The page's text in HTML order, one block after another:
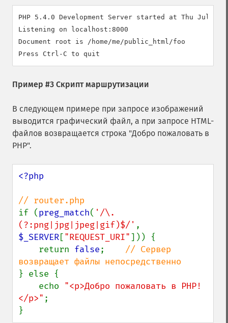
PHP 5.4.0 Development Server started at Thu Jul 21
Listening on localhost:8000
Document root is /home/me/public_html/foo
Пример #3 Скрипт маршрутизации
В следующем примере при запросе изображений
выводится графический файл, а при запросе HTML-
файлов возвращается строка "Добро пожаловать в
PHP".
<?php
if (preg_match( '/\.
(?:png|jpg|jpeg|gif)$/'
$_SERVER["REQUEST_URI"])) {
    return
false; // Сервер
} else {
    echo
"<p>Добро пожаловать в PHP!
</p>" ;
}